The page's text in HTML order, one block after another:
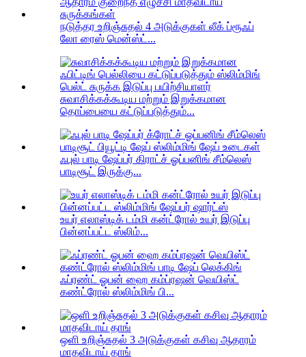
நடுத்தர உறிஞ்சுதல் 4 அடுக்குகள் லீக் ப்ரூஃப்
லோ ரைஸ் மென்ஸ்ட்...
சுவாசிக்கக்கூடிய மற்றும் இறுக்கமான
தொப்பையை கட்டுப்படுத்தும்...
ஃபுல் பாடி ஷேப்பர் கிராட்ச் ஓப்பனிங் சீம்லெஸ்
பாடிசூட் இருக்கு...
உயர் எலாஸ்டிக் டம்மி கன்ட்ரோல் உயர் இடுப்பு
பின்னப்பட்ட ஸ்லிம்...
ஃப்ரண்ட் ஓபன் ஹை கம்ப்ரஷன் வெயிஸ்ட்
கண்ட்ரோல் ஸ்லிம்மிங் பி...
ஒளி உறிஞ்சுதல் 3 அடுக்குகள் கசிவு ஆதாரம்
மாதவிடாய் தாங்